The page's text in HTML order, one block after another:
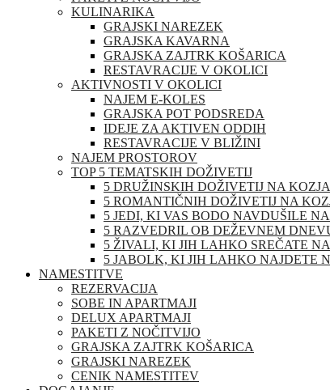
KULINARIKA
GRAJSKI NAREZEK
GRAJSKA KAVARNA
GRAJSKA ZAJTRK KOŠARICA
RESTAVRACIJE V OKOLICI
AKTIVNOSTI V OKOLICI
NAJEM E-KOLES
GRAJSKA POT PODSREDA
IDEJE ZA AKTIVEN ODDIH
RESTAVRACIJE V BLIŽINI
NAJEM PROSTOROV
TOP 5 TEMATSKIH DOŽIVETIJ
5 DRUŽINSKIH DOŽIVETIJ NA
5 ROMANTIČNIH DOŽIVETIJ NA
5 JEDI, KI VAS BODO NAVDUŠILE
5 RAZVEDRIL OB DEŽEVNEM
5 ŽIVALI, KI JIH LAHKO SREČATE
5 JABOLK, KI JIH LAHKO NAJDETE
NAMESTITVE
REZERVACIJA
SOBE IN APARTMAJI
DELUX APARTMAJI
PAKETI Z NOČITVIJO
GRAJSKA ZAJTRK KOŠARICA
GRAJSKI NAREZEK
CENIK NAMESTITEV